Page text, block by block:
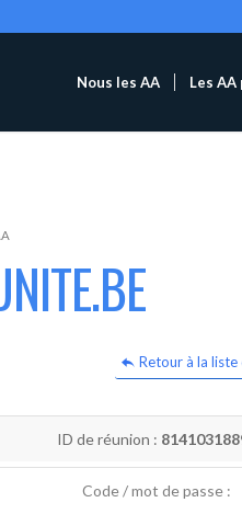
Nous les AA Les AA
Retour à la liste
ID de réunion :
Code / mot de passe :